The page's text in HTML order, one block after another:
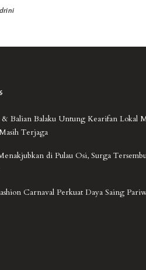
Balian Balaku Untung Kearifan Lokal
Terjaga
di Pulau Osi, Surga
Carnaval Perkuat Daya Saing